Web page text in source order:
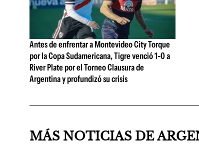
Antes de enfrentar a Montevideo City Torque
por la Copa Sudamericana, Tigre venció 1-0 a
River Plate por el Torneo Clausura de
Argentina y profundizó su crisis
MÁS NOTICIAS DE